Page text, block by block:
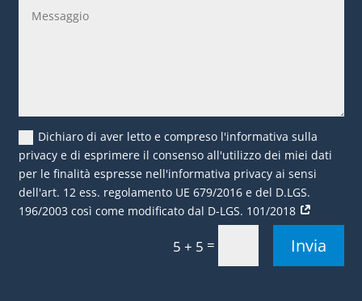
Dichiaro di aver letto e compreso l'informativa sulla
privacy e di esprimere il consenso all'utilizzo dei miei dati
per le finalità espresse nell'informativa privacy ai sensi
dell'art. 12 ess. regolamento UE 679/2016 e del D.LGS.
196/2003 così come modificato dal D-LGS. 101/2018
5 + 5 = Invia